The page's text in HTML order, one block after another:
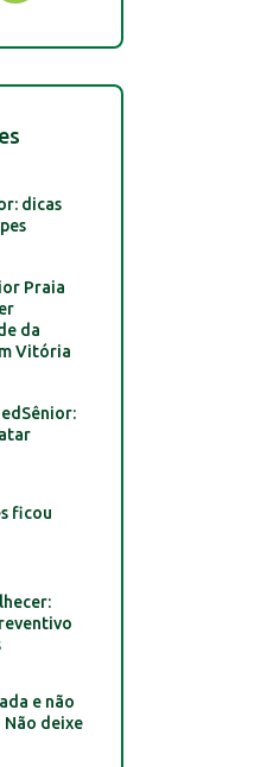
dicas
Praia
da
Vitória
ficou
e não
Não deixe